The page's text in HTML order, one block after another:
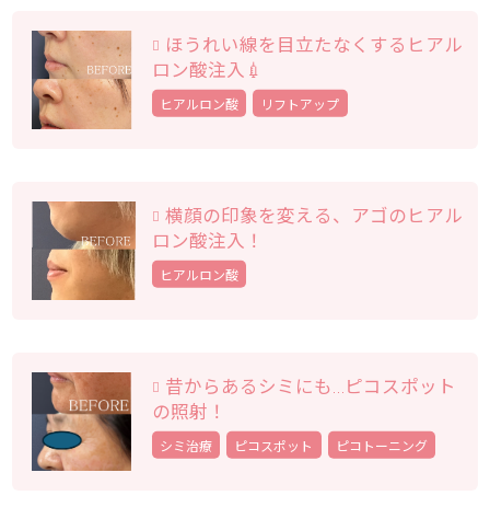
ほうれい線を目立たなくするヒアル
ロン酸注入💉
ヒアルロン酸 リフトアップ
横顔の印象を変える、アゴのヒアル
ロン酸注入！
ヒアルロン酸
昔からあるシミにも…ピコスポット
の照射！
シミ治療 ピコスポット ピコトーニング